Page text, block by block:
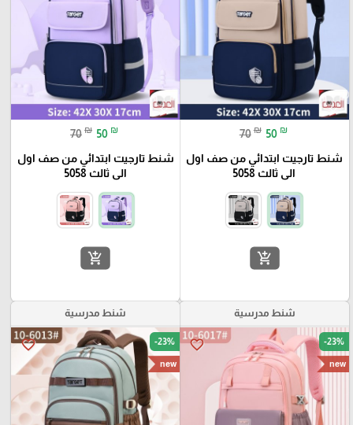
70 ₪ 50 ₪
شنط تارجيت ابتدائي من صف اول
الى ثالث 5058
add_shopping_cart
70 ₪ 50 ₪
شنط تارجيت ابتدائي من صف اول
الى ثالث 5058
add_shopping_cart
شنط مدرسية
favorite_border -23%
new
شنط مدرسية
favorite_border -23%
new